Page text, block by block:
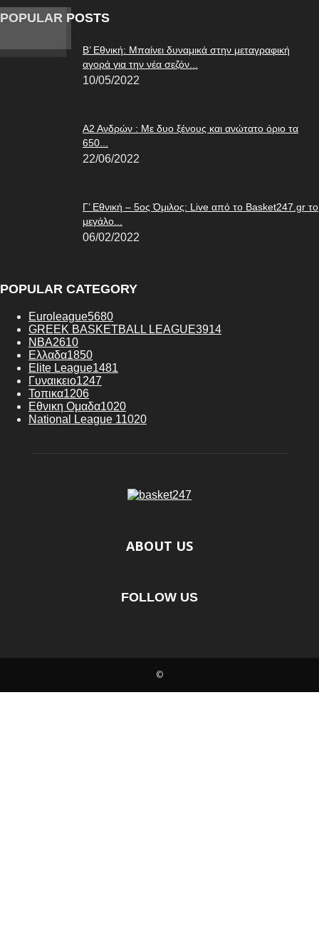
POPULAR POSTS
Β’ Εθνική: Μπαίνει δυναμικά στην μεταγραφική
αγορά για την νέα σεζόν...
10/05/2022
Α2 Ανδρών : Με δυο ξένους και ανώτατο όριο τα
650...
22/06/2022
Γ’ Εθνική – 5ος Όμιλος: Live από το Basket247.gr το
μεγάλο...
06/02/2022
POPULAR CATEGORY
Euroleague5680
GREEK BASKETBALL LEAGUE3914
NBA2610
Ελλαδα1850
Elite League1481
Γυναικειο1247
Τοπικα1206
Εθνικη Ομαδα1020
National League 11020
ABOUT US
FOLLOW US
©